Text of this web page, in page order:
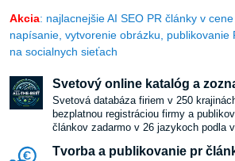
Akcia: najlacnejšie AI SEO PR články v
napísanie, vytvorenie obrázku, publikovanie
na socialnych sieťach
Svetový online katalóg a
Svetová databáza firiem v 250
bezplatnou registráciou firmy a
článkov zadarmo v 26 jazykoch podla
Tvorba a publikovanie pr